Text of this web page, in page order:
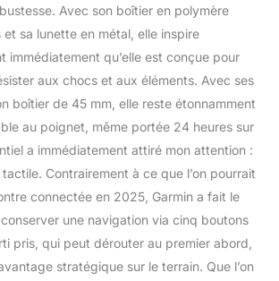
Multi-Bandes et GNSS :
une précision de la
supérieur dans les
environnements difficiles
tels que les zones
urbaines ou escarpées
profils d’activité dont le
trail, natation, course à
pied, vélo, randonnée,
ski, aviron, surf, escalade
en salle mais également
la course à obstacles et
bien plus encore Suivi
Avec son boîtier en polymère
sa lunette en métal, elle inspire
immédiatement qu’elle est conçue pour
aux chocs et aux éléments. Avec ses
boîtier de 45 mm, elle reste étonnamment
au poignet, même portée 24 heures sur
a immédiatement attiré mon attention :
tactile. Contrairement à ce que l’on pourrait
connectée en 2025, Garmin a fait le
une navigation via cinq boutons
pris, qui peut dérouter au premier abord,
stratégique sur le terrain. Que l’on